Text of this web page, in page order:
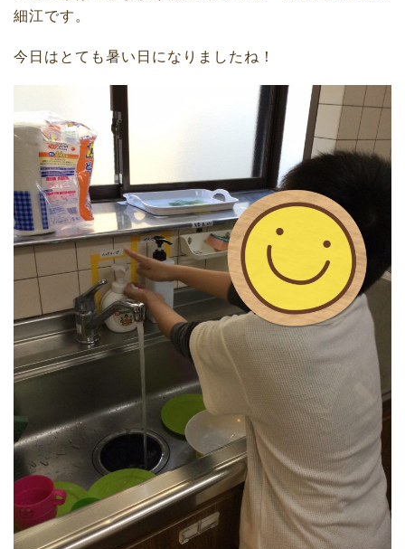
細江です。
今日はとても暑い日になりましたね！